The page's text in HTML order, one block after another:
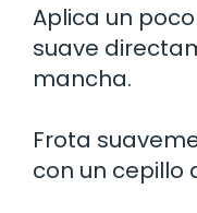
Aplica un
suave
mancha.
Frota
con un cepillo